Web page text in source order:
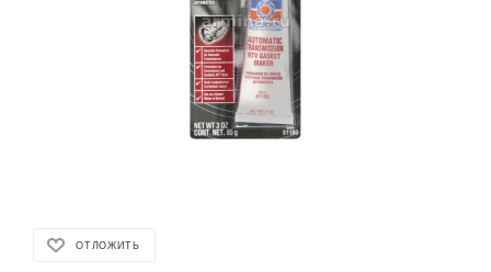
ОТЛОЖИТЬ